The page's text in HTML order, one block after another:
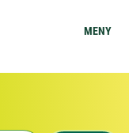
MENY